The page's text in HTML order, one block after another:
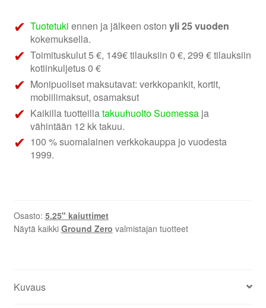
erillissarja
määrä
Tuotetuki ennen ja jälkeen ostonyli 25 vuoden
kokemuksella.
Toimituskulut 5 €, 149€ tilauksiin 0 €, 299 € tilauksiin
kotiinkuljetus 0 €
Monipuoliset maksutavat: verkkopankit, kortit,
mobiilimaksut, osamaksut
Kaikilla tuotteillatakuuhuolto Suomessa ja
vähintään 12 kk takuu.
100 % suomalainen verkkokauppa jo vuodesta
1999.
Osasto: 5.25" kaiuttimet
Näytä kaikki Ground Zero valmistajan tuotteet
Kuvaus